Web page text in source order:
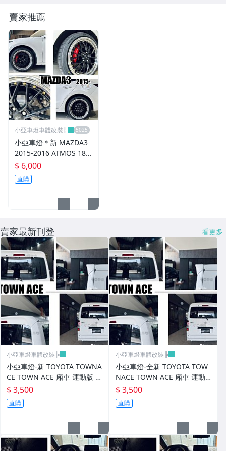
煞車油門踏板.冷光迎賓踏板
排氣管.內龜板.下護板.擋泥板
牌照燈.室內燈.照地燈
原廠改裝水箱罩.通風網
各車系燈眉.空力套件
非常機車
車用精品百貨類.各車系晴雨窗
進氣套件 進氣系統 全系列
其它
賣家推薦
小亞車燈車體改裝╠
小亞車燈＊新 MAZDA3
2015-2016 ATMOS 18
吋 鋁圈 輪框 18*8.5 5/1
08 ET40 5孔108 銀黑車
邊 鉚釘款
$ 6,000
直購
賣家最新刊登 看更多
小亞車燈車體改裝╠
小亞車燈-新 TOYOTA TOWNA
CE TOWN ACE 廂車 運動版 尾
翼 鴨尾 素材 FRP
$ 3,500
直購
小亞車燈車體改裝╠
小亞車燈-全新 TOYOTA TOW
NACE TOWN ACE 廂車 運動
版 尾翼 鴨尾 素材 FRP
$ 3,500
直購